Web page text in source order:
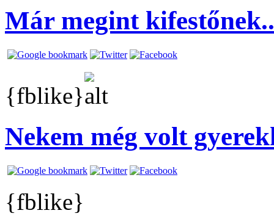
Már megint kifestőnek..
{fblike}
Nekem még volt
{fblike}